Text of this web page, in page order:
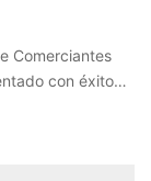
Comerciantes
con éxito…